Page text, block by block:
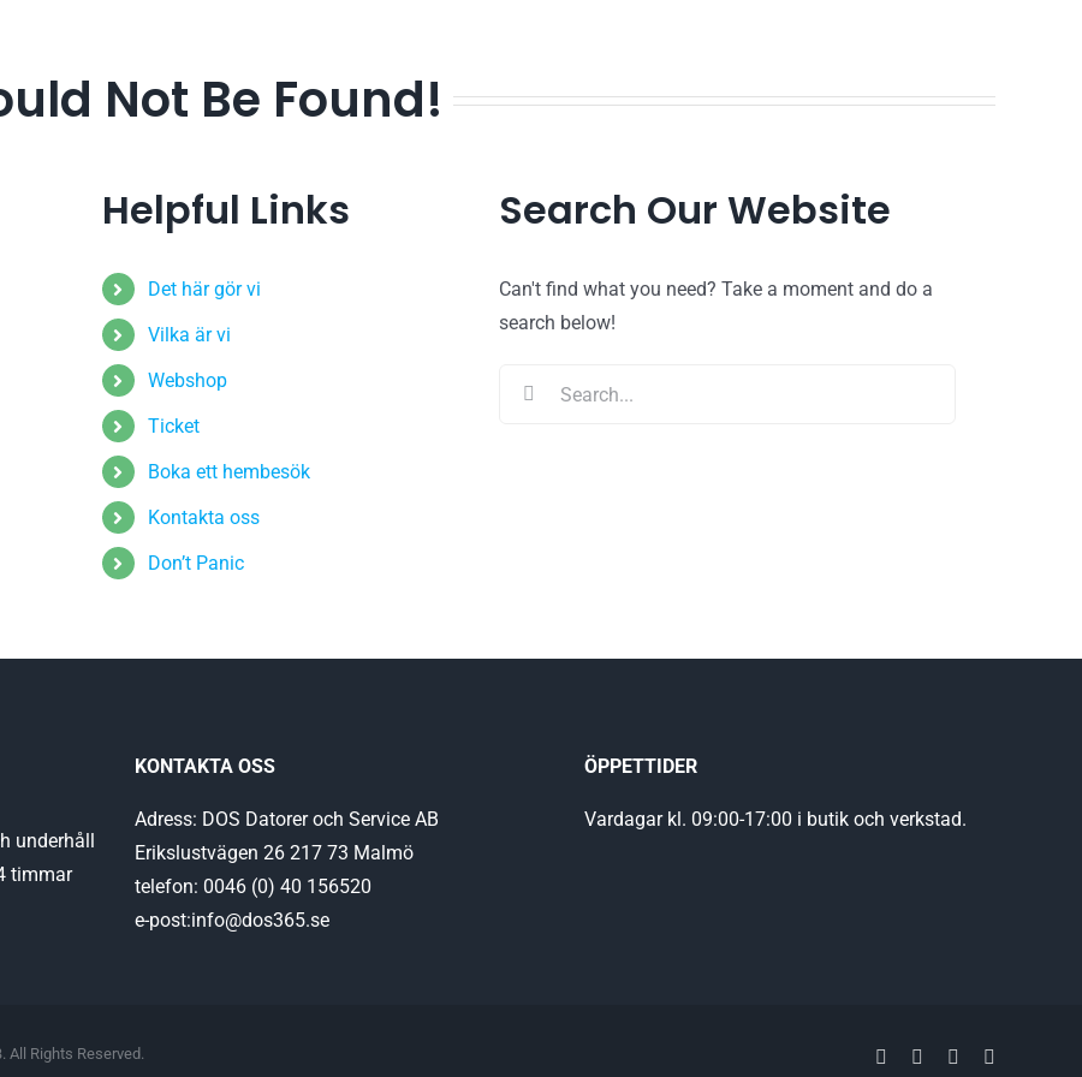
Not Be Found!
Helpful Links
Det här gör vi
Vilka är vi
Webshop
Ticket
Boka ett hembesök
Kontakta oss
Don’t Panic
Search Our Website
Can't find what you need? Take a moment and do a
search below!
underhåll
timmar
KONTAKTA OSS
Adress: DOS Datorer och Service AB
Erikslustvägen 26 217 73 Malmö
telefon: 0046 (0) 40 156520
e-post:info@dos365.se
ÖPPETTIDER
Vardagar kl. 09:00-17:00 i butik och verkstad.
All Rights Reserved. FacebookYouTubeLinkedIn